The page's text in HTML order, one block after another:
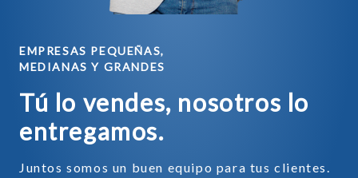
EMPRESAS PEQUEÑAS,
MEDIANAS Y GRANDES
Tú lo vendes, nosotros lo
entregamos.
Juntos somos un buen equipo para tus clientes.